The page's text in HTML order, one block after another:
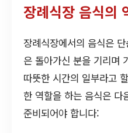
장례식장 음식의
장례식장에서의 음식은
은 돌아가신 분을 기리며
따뜻한 시간의 일부라고
한 역할을 하는 음식은 다
준비되어야 합니다: